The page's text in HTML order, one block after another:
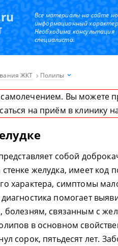
Все материалы на сайте
информационный
Необходима консультация
специалиста.
ЖКТ Полипы
Вы можете
на приём в клинику
собой
желудка, имеет код
характера, симптомы
помогает
болезням, связанным с
в основном
сорок, пятьдесят лет.